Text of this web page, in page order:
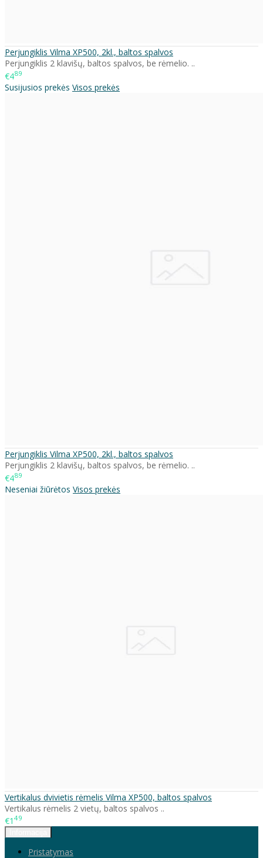
Perjungiklis Vilma XP500, 2kl., baltos spalvos
Perjungiklis 2 klavišų, baltos spalvos, be rėmelio. ..
€489
Susijusios prekės Visos prekės
Perjungiklis Vilma XP500, 2kl., baltos spalvos
Perjungiklis 2 klavišų, baltos spalvos, be rėmelio. ..
€489
Neseniai žiūrėtos Visos prekės
Vertikalus dvivietis rėmelis Vilma XP500, baltos spalvos
Vertikalus rėmelis 2 vietų, baltos spalvos ..
€1 49
Pristatymas